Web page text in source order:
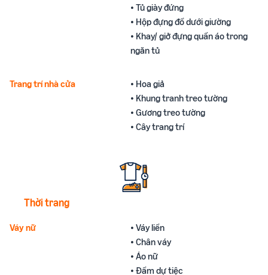
• Tủ giày đứng
• Hộp đựng đồ dưới giường
• Khay/ giở đựng quần áo trong
ngăn tủ
Trang trí nhà cửa
• Hoa giả
• Khung tranh treo tường
• Gương treo tường
• Cây trang trí
Thời trang
Váy nữ
• Váy liền
• Chân váy
• Áo nữ
• Đầm dự tiệc